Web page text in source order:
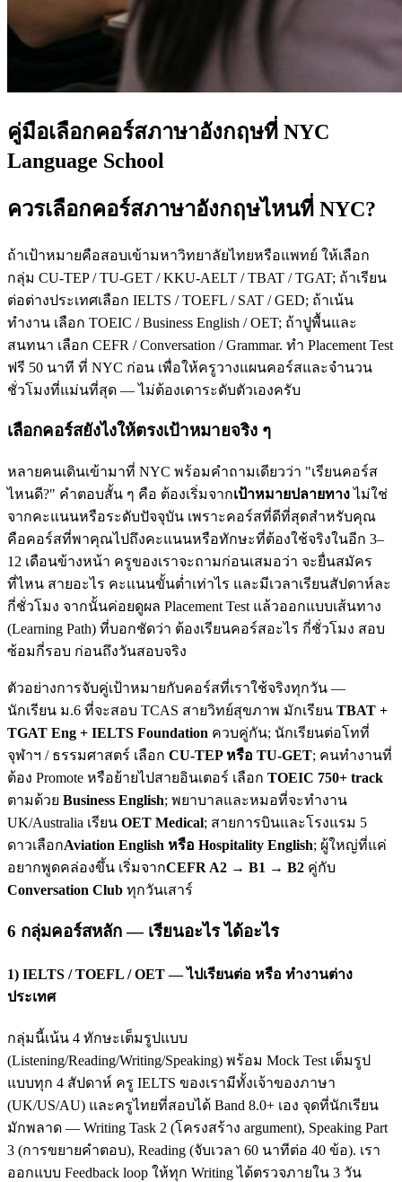
คู่มือเลือกคอร์สภาษาอังกฤษที่ NYC
Language School
ควรเลือกคอร์สภาษาอังกฤษไหนที่ NYC?
ถ้าเป้าหมายคือสอบเข้ามหาวิทยาลัยไทยหรือแพทย์ ให้เลือก
กลุ่ม CU-TEP / TU-GET / KKU-AELT / TBAT / TGAT; ถ้าเรียน
ต่อต่างประเทศเลือก IELTS / TOEFL / SAT / GED; ถ้าเน้น
ทำงาน เลือก TOEIC / Business English / OET; ถ้าปูพื้นและ
สนทนา เลือก CEFR / Conversation / Grammar. ทำ Placement Test
ฟรี 50 นาที ที่ NYC ก่อน เพื่อให้ครูวางแผนคอร์สและจำนวน
ชั่วโมงที่แม่นที่สุด — ไม่ต้องเดาระดับตัวเองครับ
เลือกคอร์สยังไงให้ตรงเป้าหมายจริง ๆ
หลายคนเดินเข้ามาที่ NYC พร้อมคำถามเดียวว่า "เรียนคอร์ส
ไหนดี?" คำตอบสั้น ๆ คือ ต้องเริ่มจากเป้าหมายปลายทางไม่ใช่
จากคะแนนหรือระดับปัจจุบัน เพราะคอร์สที่ดีที่สุดสำหรับคุณ
คือคอร์สที่พาคุณไปถึงคะแนนหรือทักษะที่ต้องใช้จริงในอีก 3–
12 เดือนข้างหน้า ครูของเราจะถามก่อนเสมอว่า จะยื่นสมัคร
ที่ไหน สายอะไร คะแนนขั้นต่ำเท่าไร และมีเวลาเรียนสัปดาห์ละ
กี่ชั่วโมง จากนั้นค่อยดูผล Placement Test แล้วออกแบบเส้นทาง
(Learning Path) ที่บอกชัดว่า ต้องเรียนคอร์สอะไร กี่ชั่วโมง สอบ
ซ้อมกี่รอบ ก่อนถึงวันสอบจริง
ตัวอย่างการจับคู่เป้าหมายกับคอร์สที่เราใช้จริงทุกวัน —
นักเรียน ม.6 ที่จะสอบ TCAS สายวิทย์สุขภาพ มักเรียน TBAT +
TGAT Eng + IELTS Foundation ควบคู่กัน; นักเรียนต่อโทที่
จุฬาฯ / ธรรมศาสตร์ เลือก CU-TEP หรือ TU-GET; คนทำงานที่
ต้อง Promote หรือย้ายไปสายอินเตอร์ เลือก TOEIC 750+ track
ตามด้วย Business English; พยาบาลและหมอที่จะทำงาน
UK/Australia เรียน OET Medical; สายการบินและโรงแรม 5
ดาวเลือกAviation English หรือ Hospitality English; ผู้ใหญ่ที่แค่
อยากพูดคล่องขึ้น เริ่มจากCEFR A2 → B1 → B2 คู่กับ
Conversation Club ทุกวันเสาร์
6 กลุ่มคอร์สหลัก — เรียนอะไร ได้อะไร
1) IELTS / TOEFL / OET — ไปเรียนต่อ หรือ ทำงานต่าง
ประเทศ
กลุ่มนี้เน้น 4 ทักษะเต็มรูปแบบ
(Listening/Reading/Writing/Speaking) พร้อม Mock Test เต็มรูป
แบบทุก 4 สัปดาห์ ครู IELTS ของเรามีทั้งเจ้าของภาษา
(UK/US/AU) และครูไทยที่สอบได้ Band 8.0+ เอง จุดที่นักเรียน
มักพลาด — Writing Task 2 (โครงสร้าง argument), Speaking Part
3 (การขยายคำตอบ), Reading (จับเวลา 60 นาทีต่อ 40 ข้อ). เรา
ออกแบบ Feedback loop ให้ทุก Writing ได้ตรวจภายใน 3 วัน